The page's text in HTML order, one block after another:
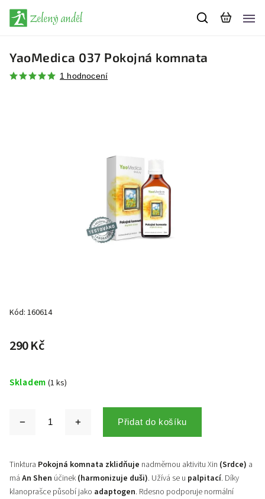
YaoMedica 037 Pokojná komnata
1 hodnocení
Kód: 160614
290 Kč
Skladem (1 ks)
Přidat do košíku
Tinktura Pokojná komnata zklidňuje nadměrnou aktivitu Xin (Srdce) a
má An Shen účinek (harmonizuje duši). Užívá se u palpitací. Díky
klanoprašce působí jako adaptogen. Rdesno podporuje normální